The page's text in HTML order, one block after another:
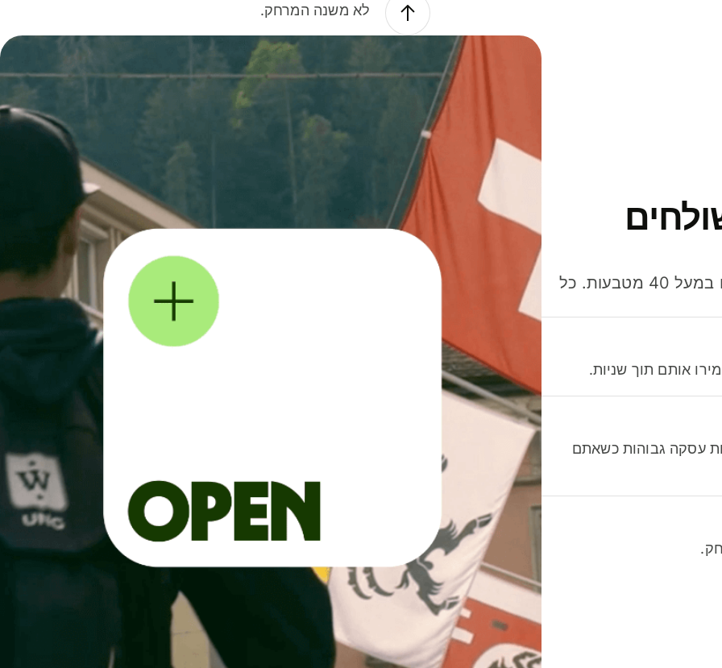
לא משנה המרחק.
חסכו כסף כשאתo שולחים, מוציאים ומקבלים תשלום במעל 40 מטבעות. כל
אותם תוך שניות.
עסקה גבוהות כשאתם